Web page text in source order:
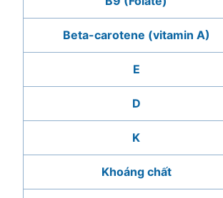
Beta-carotene (vitamin A)
E
D
K
Khoáng chất